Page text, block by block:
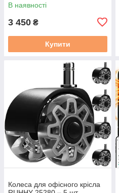
В наявності
3 450 ₴
Купити
Колеса для офісного крісла